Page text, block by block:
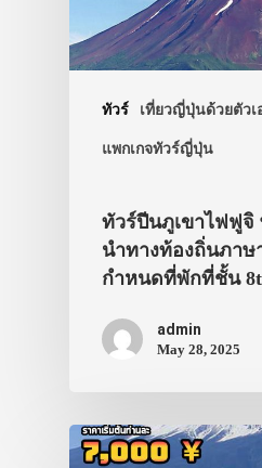
ทัวร์ เที่ยวญี่ปุ่นด้วยตัวเ
แพกเกจทัวร์ญี่ปุ่น
ทัวร์ปีนภูเขาไฟฟูจิ
นำทางท้องถิ่นภาษ
กำหนดที่พักที่ชั้น
admin
May 28, 2025